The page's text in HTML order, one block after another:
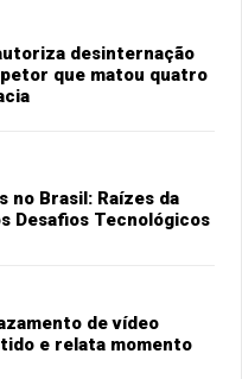
desinternação
que matou quatro
no Brasil: Raízes da
Desafios Tecnológicos
de vídeo
e relata momento